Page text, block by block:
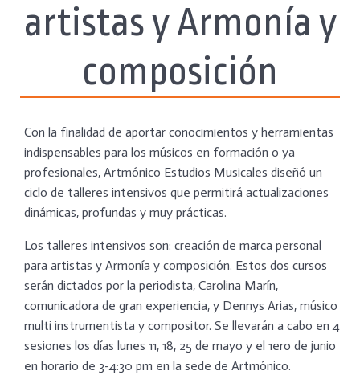
artistas y Armonía y
composición
Con la finalidad de aportar conocimientos y herramientas
indispensables para los músicos en formación o ya
profesionales, Artmónico Estudios Musicales diseñó un
ciclo de talleres intensivos que permitirá actualizaciones
dinámicas, profundas y muy prácticas.
Los talleres intensivos son: creación de marca personal
para artistas y Armonía y composición. Estos dos cursos
serán dictados por la periodista, Carolina Marín,
comunicadora de gran experiencia, y Dennys Arias, músico
multi instrumentista y compositor. Se llevarán a cabo en 4
sesiones los días lunes 11, 18, 25 de mayo y el 1ero de junio
en horario de 3-4:30 pm en la sede de Artmónico.